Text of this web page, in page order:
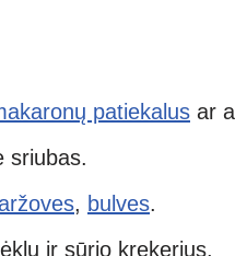
patiekalus ar
sriubas.
, bulves.
ir sūrio krekerius.